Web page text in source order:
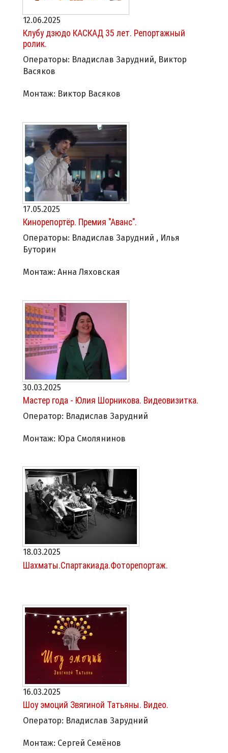
12.06.2025
Клубу дзюдо КАСКАД 35 лет. Репортажный
ролик.
Операторы: Владислав Зарудний, Виктор
Васяков
Монтаж: Виктор Васяков
17.05.2025
Кинорепортёр. Премия "Аванс".
Операторы: Владислав Зарудний , Илья
Буторин
Монтаж: Анна Ляховская
30.03.2025
Мастер года - Юлия Шорникова. Видеовизитка.
Оператор: Владислав Зарудний
Монтаж: Юра Смолянинов
18.03.2025
Шахматы.Спартакиада.Фоторепортаж.
16.03.2025
Шоу эмоций Звягиной Татьяны. Видео.
Оператор: Владислав Зарудний
Монтаж: Сергей Семёнов